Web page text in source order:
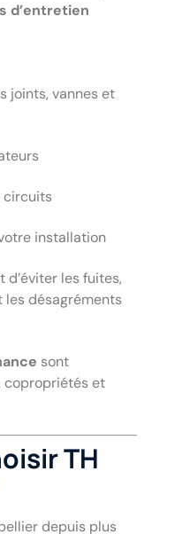
d’entretien
joints, vannes et
circuits
installation
les fuites,
les désagréments
sont
copropriétés et
TH
depuis plus